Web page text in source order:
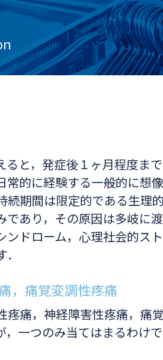
と，発症後１ヶ月程度ま
的に経験する一般的に想
期間は限定的である生理
あり，その原因は多岐に
ドローム，心理社会的ス
，痛覚変調性疼痛
痛，神経障害性疼痛，痛
一つのみ当てはまるわけ